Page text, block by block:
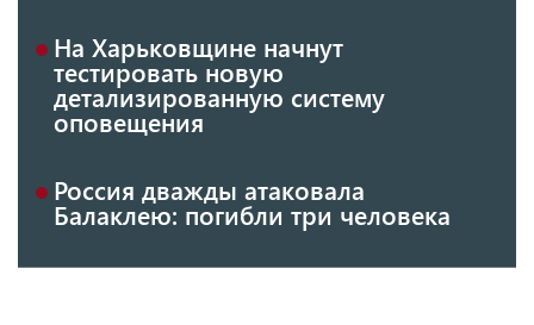
На Харьковщине начнут
тестировать новую
детализированную систему
оповещения
Россия дважды атаковала
Балаклею: погибли три человека